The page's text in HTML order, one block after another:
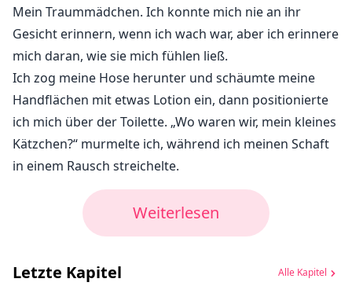
Mein Traummädchen. Ich konnte mich nie an ihr
Gesicht erinnern, wenn ich wach war, aber ich erinnere
mich daran, wie sie mich fühlen ließ.
Ich zog meine Hose herunter und schäumte meine
Handflächen mit etwas Lotion ein, dann positionierte
ich mich über der Toilette. „Wo waren wir, mein kleines
Kätzchen?“ murmelte ich, während ich meinen Schaft
in einem Rausch streichelte.
Weiterlesen
Letzte Kapitel Alle Kapitel